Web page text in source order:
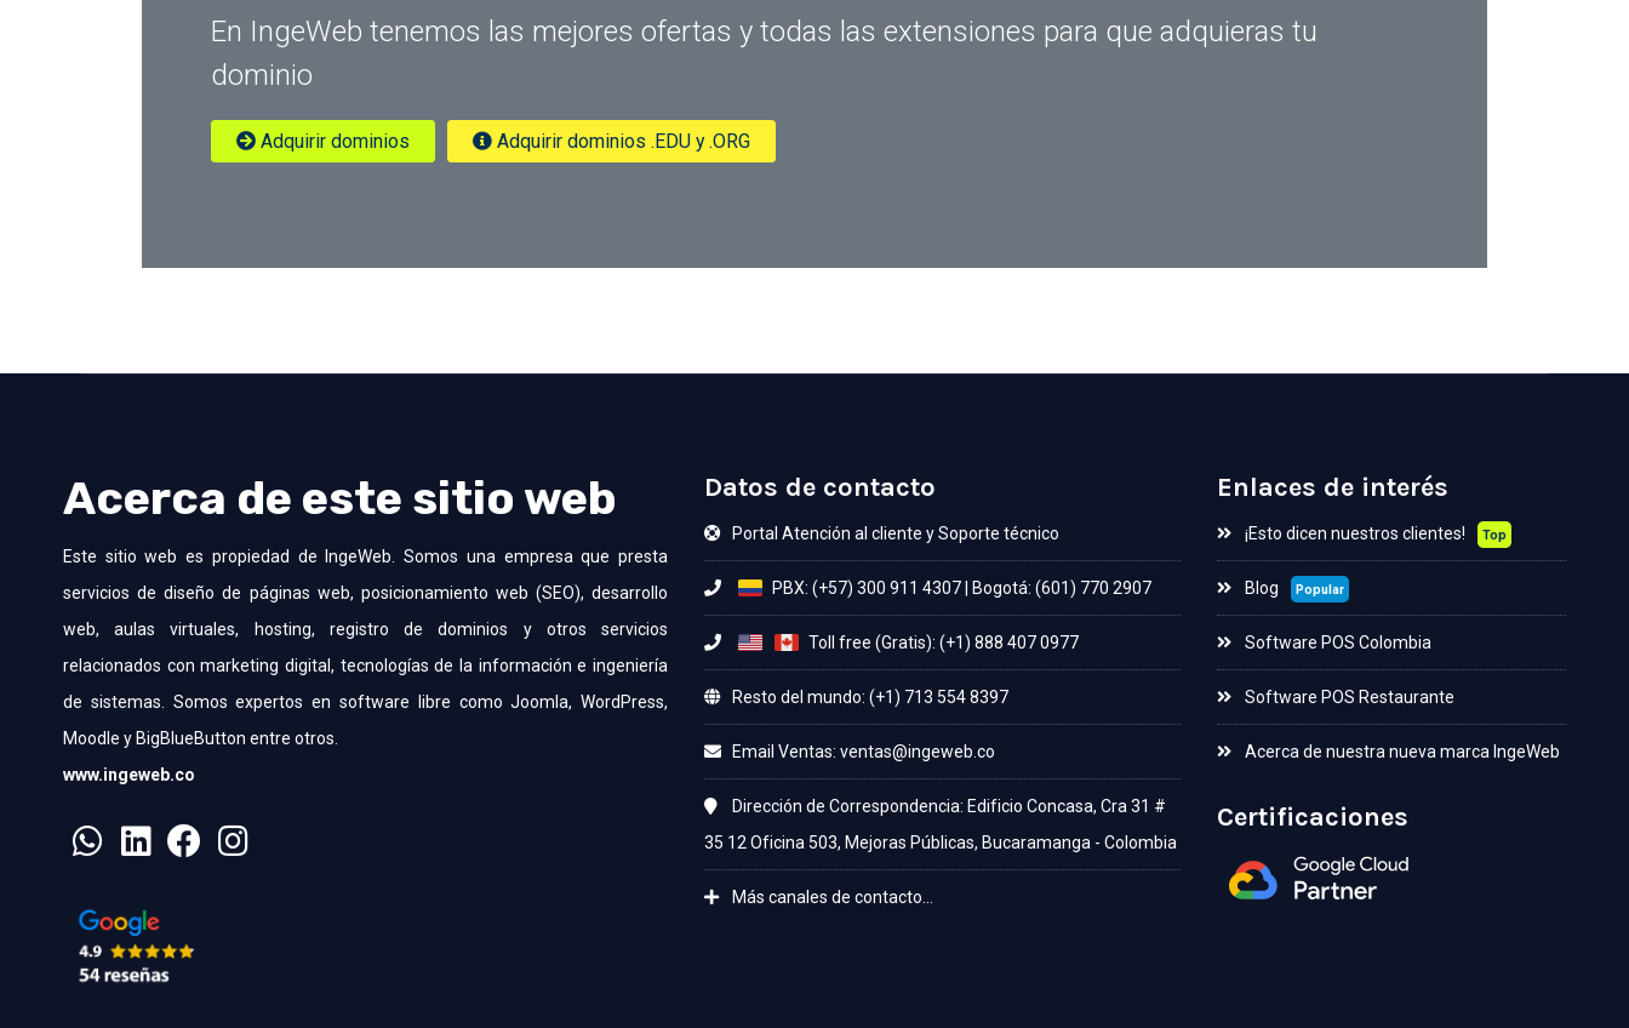
En IngeWeb tenemos las mejores ofertas y todas las extensiones para que adquieras tu
dominio
Adquirir dominios Adquirir dominios .EDU y .ORG
Acerca de este sitio web
Este sitio web es propiedad de IngeWeb. Somos una empresa que presta
servicios de diseño de páginas web, posicionamiento web (SEO), desarrollo
web, aulas virtuales, hosting, registro de dominios y otros servicios
relacionados con marketing digital, tecnologías de la información e ingeniería
de sistemas. Somos expertos en software libre como Joomla, WordPress,
Moodle y BigBlueButton entre otros.
www.ingeweb.co
Datos de contacto
Portal Atención al cliente y Soporte técnico
PBX: (+57) 300 911 4307|Bogotá: (601) 770 2907
Toll free (Gratis): (+1) 888 407 0977
Resto del mundo: (+1) 713 554 8397
Email Ventas:
Dirección de Correspondencia: Edificio Concasa, Cra 31 #
35 12 Oficina 503, Mejoras Públicas, Bucaramanga - Colombia
Más canales de contacto...
Enlaces de interés
¡Esto dicen nuestros clientes! Top
Blog Popular
Software POS Colombia
Software POS Restaurante
Acerca de nuestra nueva marca IngeWeb
Certificaciones